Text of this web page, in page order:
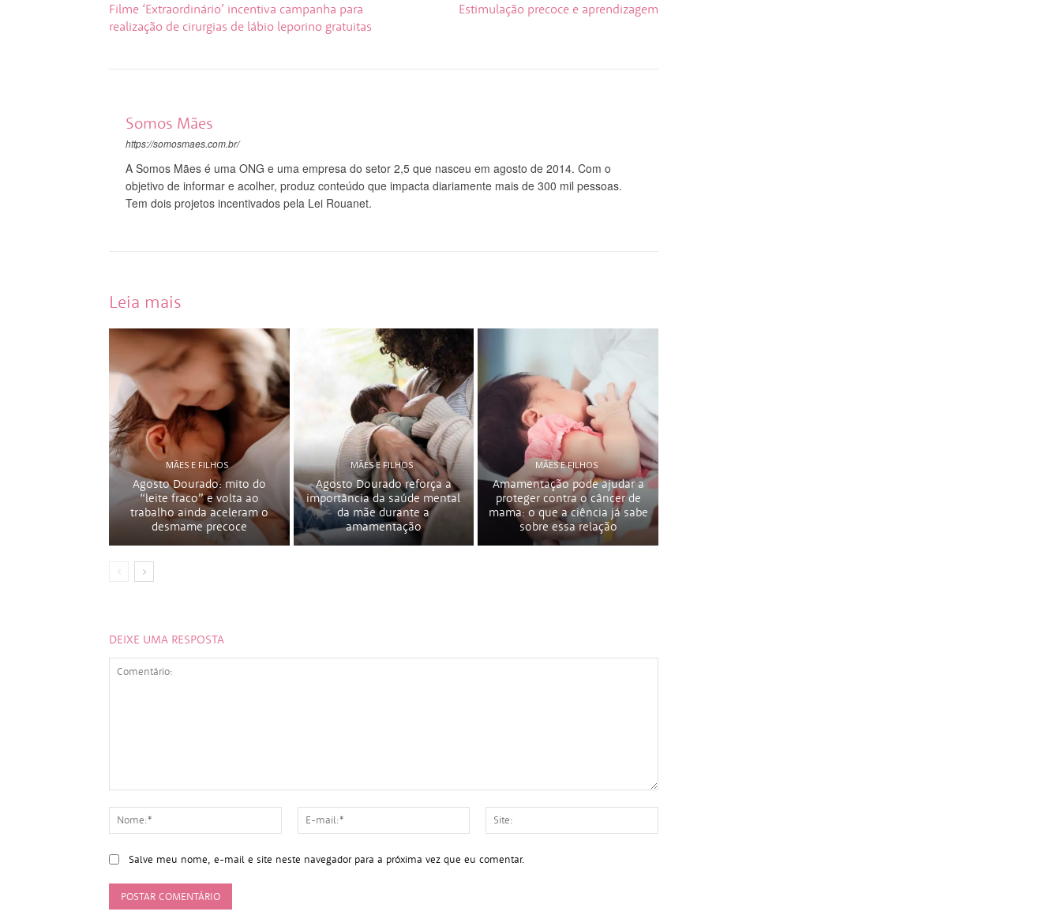
Filme ‘Extraordinário’ incentiva campanha para
realização de cirurgias de lábio leporino gratuitas
Estimulação precoce e aprendizagem
Somos Mães
https://somosmaes.com.br/
A Somos Mães é uma ONG e uma empresa do setor 2,5 que nasceu em agosto de 2014. Com o
objetivo de informar e acolher, produz conteúdo que impacta diariamente mais de 300 mil pessoas.
Tem dois projetos incentivados pela Lei Rouanet.
Leia mais
MÃES E FILHOS
Agosto Dourado: mito do
“leite fraco” e volta ao
trabalho ainda aceleram o
desmame precoce
MÃES E FILHOS
Agosto Dourado reforça a
importância da saúde mental
da mãe durante a
amamentação
MÃES E FILHOS
Amamentação pode ajudar a
proteger contra o câncer de
mama: o que a ciência já sabe
sobre essa relação
DEIXE UMA RESPOSTA
Nome:*
mail:*
Salve meu nome, e-mail e site neste navegador para a próxima vez que eu comentar.